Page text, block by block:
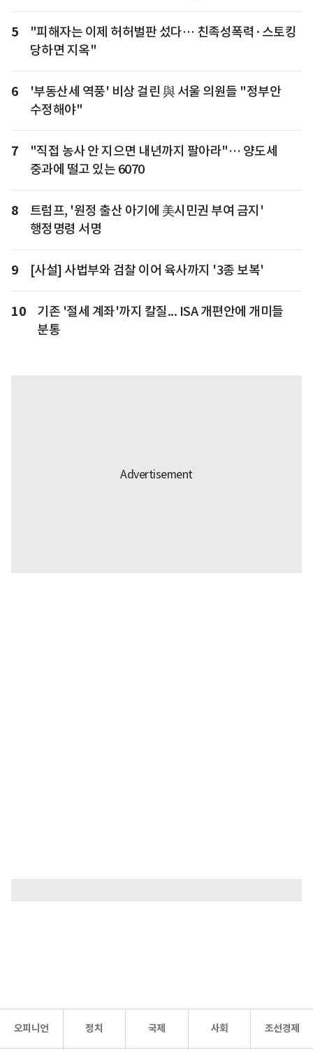
5
"피해자는 이제 허허벌판 섰다… 친족성폭력·스토킹
당하면 지옥"
6
'부동산세 역풍' 비상 걸린 與 서울 의원들 "정부안
수정해야"
7
"직접 농사 안 지으면 내년까지 팔아라"… 양도세
중과에 떨고 있는 6070
8
트럼프, '원정 출산 아기에 美시민권 부여 금지'
행정명령 서명
9 [사설] 사법부와 검찰 이어 육사까지 '3종 보복'
10
기존 '절세 계좌'까지 칼질... ISA 개편안에 개미들
분통
오피니언 정치 국제 사회 조선경제